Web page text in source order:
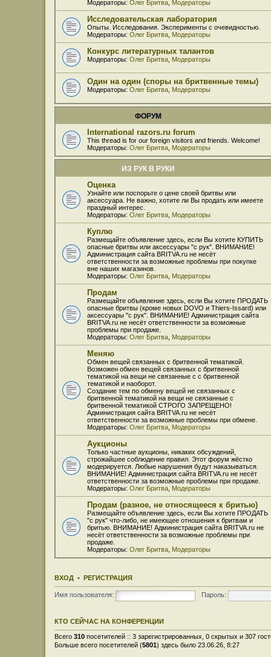
Модераторы: Олег Бритва Модераторы
Исследовательская лаборатория
Опыты. Исследования. Эксперименты с очевидностью.
Модераторы: Олег Бритва Модераторы
Конкурс литературных талантов
Модераторы: Олег Бритва Модераторы
Один на один (споры на бритвенные темы)
Модераторы: Олег Бритва Модераторы
ФОРУМ
International razors.ru forum
This thread is for our foreign visitors and friends. Welcome!
Модераторы: Олег Бритва Модераторы
ИЗ РУК В РУКИ
Оценка
Узнайте или поспорьте о цене своей бритвы или
аксессуара. Не важно, хотите ли Вы продать или имеете
праздный интерес.
Модераторы: Олег Бритва Модераторы
Куплю
Размещайте объявление здесь, если Вы хотите КУПИТЬ
опасные бритвы или аксессуары "с рук". ВНИМАНИЕ!
Администрация сайта BRITVA.ru не несёт
ответственности за возможные проблемы при покупке
вне наших магазинов.
Модераторы: Олег Бритва Модераторы
Продам
Размещайте объявление здесь, если Вы хотите ПРОДАТЬ
опасные бритвы (кроме новых DOVO и Thiers-Issard) или
аксессуары "с рук". ВНИМАНИЕ! Администрация сайта
BRITVA.ru не несёт ответственности за возможные
проблемы при продаже.
Модераторы: Олег Бритва Модераторы
Меняю
Обмен вещей связанных с бритвенной тематикой.
Возможен обмен вещей связанных с бритвенной
тематикой на вещи не связанные с с бритвенной
тематикой и наоборот.
Создание тем по обмену вещей не связанных с
бритвенной тематикой на вещи не связанные с
бритвенной тематикой СТРОГО ЗАПРЕЩЕНО!
Администрация сайта BRITVA.ru не несёт
ответственности за возможные проблемы при обмене.
Модераторы: Олег Бритва Модераторы
Аукционы
Только частные аукционы, никаких обсуждений,
строжайшее соблюдение правил. Этот форум жёстко
модерируется. Любые нарушения будут наказываться.
ВНИМАНИЕ! Администрация сайта BRITVA.ru не несёт
ответственности за возможные проблемы при продаже.
Модераторы: Олег Бритва Модераторы
Продам (разное, не относящееся к бритью)
Размещайте объявление здесь, если Вы хотите ПРОДАТЬ
"с рук" что-либо, не имеющее отношения к бритвам и
бритью. ВНИМАНИЕ! Администрация сайта BRITVA.ru не
несёт ответственности за возможные проблемы при
продаже.
Модераторы: Олег Бритва Модераторы
ВХОД • РЕГИСТРАЦИЯ
Имя пользователя: Пароль:
КТО СЕЙЧАС НА КОНФЕРЕНЦИИ
Всего 310 посетителей :: 3 зарегистрированных, 0 скрытых и 307
Больше всего посетителей (5801) здесь было 23.06.26, 8:27